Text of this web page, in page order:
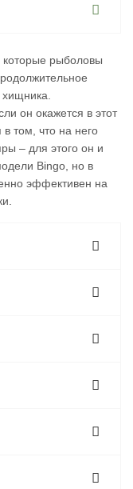
рыболовы
он окажется в этот
том, что на него
– для этого он и
Bingo, но в
эффективен на